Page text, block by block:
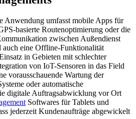
Anwendung umfasst mobile Apps für
basierte Routenoptimierung oder die
zwischen Außendienst
eine Offline-Funktionalität
in Gebieten mit schlechter
von IoT-Sensoren in das Field
vorausschauende Wartung der
oder automatische
digitale Auftragsabwicklung vor Ort
Softwares für Tablets und
jederzeit Kundenaufträge abgewickelt